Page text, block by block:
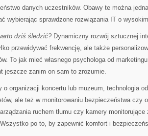
danych uczestników. Obawy te można
wybierając sprawdzone rozwiązania IT o
dziś śledzić? Dynamiczny rozwój sztucznej
przewidywać frekwencję, ale także
To jak mieć własnego psychologa od
jeszcze zanim on sam to zrozumie.
o organizacji koncertu lub muzeum, technologia
ale też w monitorowaniu bezpieczeństwa czy
ruchem tłumu czy kamery
po to, by zapewnić komfort i